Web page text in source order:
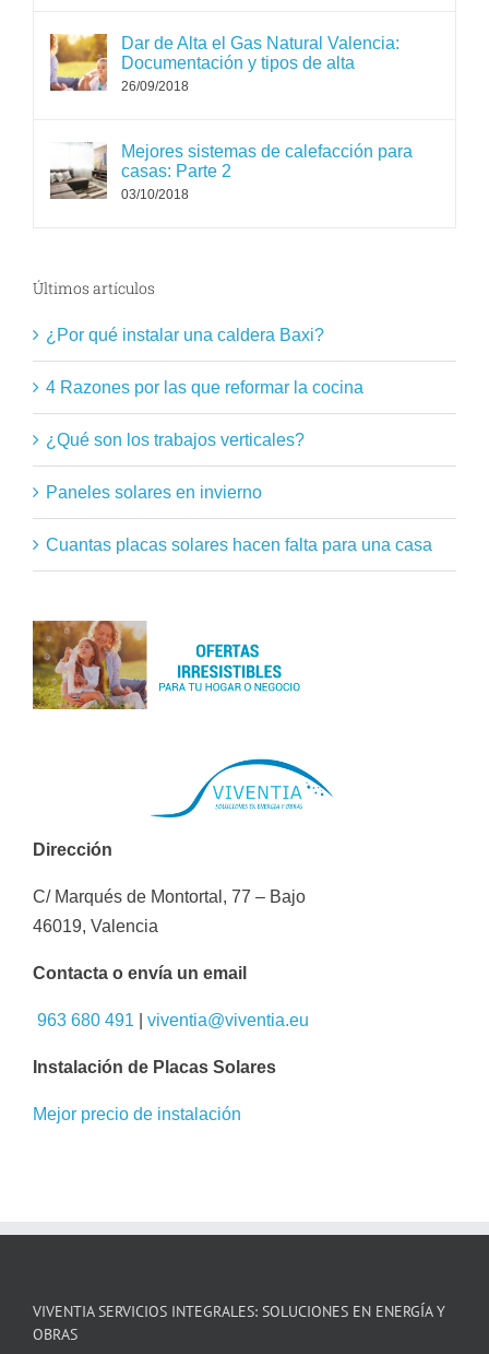
Dar de Alta el Gas Natural Valencia:
Documentación y tipos de alta
26/09/2018
Mejores sistemas de calefacción para
casas: Parte 2
03/10/2018
Últimos artículos
¿Por qué instalar una caldera Baxi?
4 Razones por las que reformar la cocina
¿Qué son los trabajos verticales?
Paneles solares en invierno
Cuantas placas solares hacen falta para una casa
Dirección
C/ Marqués de Montortal, 77 – Bajo
46019, Valencia
Contacta o envía un email
963 680 491 viventia@viventia.eu
Instalación de Placas Solares
Mejor precio de instalación
VIVENTIA SERVICIOS INTEGRALES: SOLUCIONES EN ENERGÍA Y
OBRAS